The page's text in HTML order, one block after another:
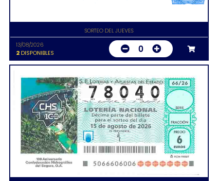
SORTEO DEL JUEVES
13/08/2026
2DISPONIBLES 0